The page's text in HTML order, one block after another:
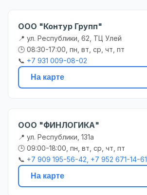
ООО "Контур Групп"
📍 ул. Республики, 62, ТЦ Улей
🕒 08:30-17:00, пн, вт, ср, чт, пт
📞 +7 931 009-08-02
На карте
ООО "ФИНЛОГИКА"
📍 ул. Республики, 131а
🕒 09:00-18:00, пн, вт, ср, чт, пт
📞 +7 909 195-56-42, +7 952 671-14-61
На карте